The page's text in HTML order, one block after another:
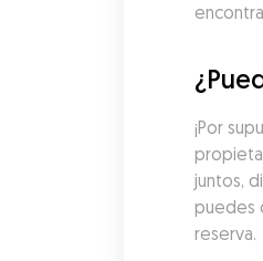
¡Por
juntos,
puedes
reserva.